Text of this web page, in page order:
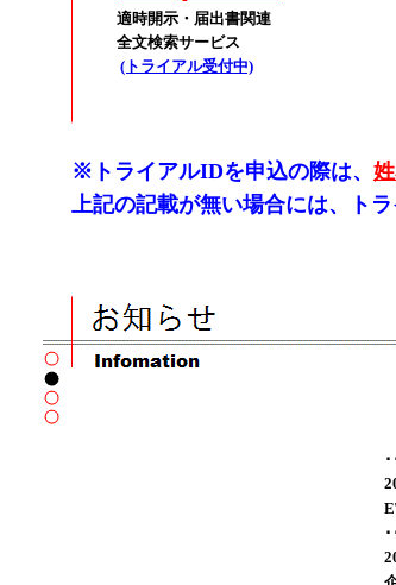
適時開示・届出書関連
全文検索サービス
(トライアル受付中)
※トライアルIDを申込の際は、
上記の記載が無い場合には、ト